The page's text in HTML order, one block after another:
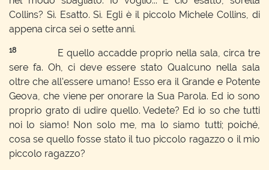
Collins? Sì. Esatto. Sì. Egli è il piccolo Michele Collins, di
appena circa sei o sette anni.
18
E quello accadde proprio nella sala, circa tre
sere fa. Oh, ci deve essere stato Qualcuno nella sala
oltre che all'essere umano! Esso era il Grande e Potente
Geova, che viene per onorare la Sua Parola. Ed io sono
proprio grato di udire quello. Vedete? Ed io so che tutti
noi lo siamo! Non solo me, ma lo siamo tutti; poiché,
cosa se quello fosse stato il tuo piccolo ragazzo o il mio
piccolo ragazzo?